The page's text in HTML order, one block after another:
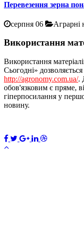
Перевезення зерна
серпня 06 Аграрні
Використання
Використання
Сьогодні»
http://agronomy.com.ua/.
обов'язковим є пряме,
гіперпосилання у
новину.